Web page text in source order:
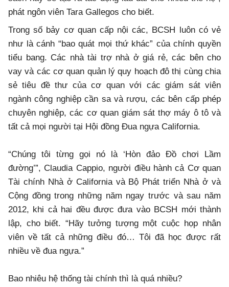
phát ngôn viên Tara Gallegos cho biết.
Trong số bảy cơ quan cấp nội các, BCSH luôn có vẻ
như là cánh “bao quát mọi thứ khác” của chính quyền
tiểu bang. Các nhà tài trợ nhà ở giá rẻ, các bên cho
vay và các cơ quan quản lý quy hoạch đô thị cùng chia
sẻ tiêu đề thư của cơ quan với các giám sát viên
ngành công nghiệp cần sa và rượu, các bên cấp phép
chuyên nghiệp, các cơ quan giám sát thợ máy ô tô và
tất cả mọi người tại Hội đồng Đua ngựa California.
“Chúng tôi từng gọi nó là ‘Hòn đảo Đồ chơi Lầm
đường’”, Claudia Cappio, người điều hành cả Cơ quan
Tài chính Nhà ở California và Bộ Phát triển Nhà ở và
Cộng đồng trong những năm ngay trước và sau năm
2012, khi cả hai đều được đưa vào BCSH mới thành
lập, cho biết. “Hãy tưởng tượng một cuộc họp nhân
viên về tất cả những điều đó… Tôi đã học được rất
nhiều về đua ngựa.”
Bao nhiêu hệ thống tài chính thì là quá nhiều?